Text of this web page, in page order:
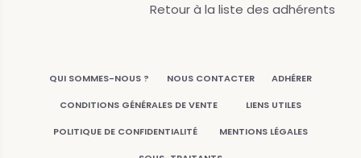
Retour à la liste des adhérents
QUI SOMMES-NOUS ? NOUS CONTACTER ADHÉRER
CONDITIONS GÉNÉRALES DE VENTE LIENS UTILES
POLITIQUE DE CONFIDENTIALITÉ MENTIONS LÉGALES